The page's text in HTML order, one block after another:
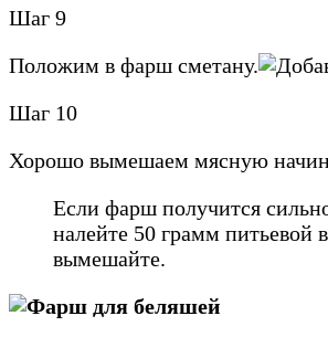
Шаг 9
Положим в фарш сметану.
Шаг 10
Хорошо вымешаем мясную
Если фарш получится
налейте 50 грамм питьевой
вымешайте.